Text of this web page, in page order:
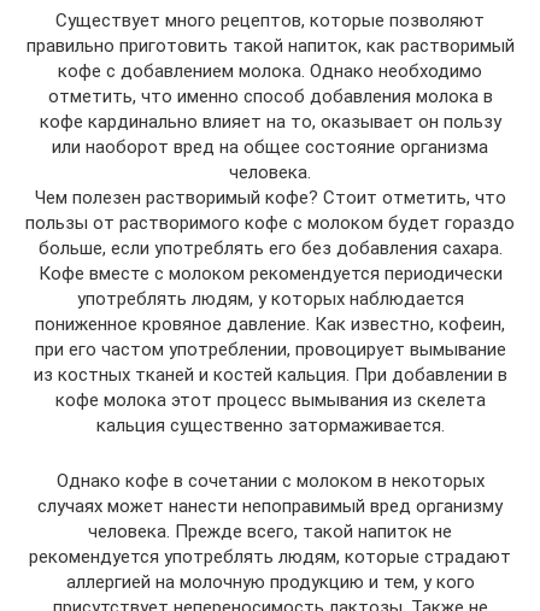
Существует много рецептов, которые позволяют
правильно приготовить такой напиток, как растворимый
кофе с добавлением молока. Однако необходимо
отметить, что именно способ добавления молока в
кофе кардинально влияет на то, оказывает он пользу
или наоборот вред на общее состояние организма
человека.
Чем полезен растворимый кофе? Стоит отметить, что
пользы от растворимого кофе с молоком будет гораздо
больше, если употреблять его без добавления сахара.
Кофе вместе с молоком рекомендуется периодически
употреблять людям, у которых наблюдается
пониженное кровяное давление. Как известно, кофеин,
при его частом употреблении, провоцирует вымывание
из костных тканей и костей кальция. При добавлении в
кофе молока этот процесс вымывания из скелета
кальция существенно затормаживается.
Однако кофе в сочетании с молоком в некоторых
случаях может нанести непоправимый вред организму
человека. Прежде всего, такой напиток не
рекомендуется употреблять людям, которые страдают
аллергией на молочную продукцию и тем, у кого